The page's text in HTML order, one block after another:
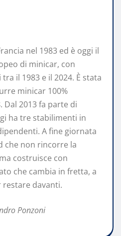
nel 1983 ed è oggi il
di minicar, con
il 1983 e il 2024. È stata
minicar 100%
Dal 2013 fa parte di
ha tre stabilimenti in
A fine giornata
che non rincorre la
costruisce con
che cambia in fretta, a
davanti.
Ponzoni